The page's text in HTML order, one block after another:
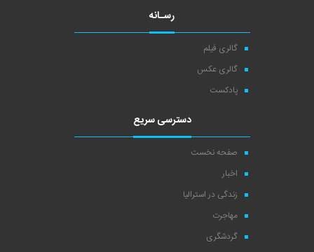
رسـانه
گالری فیلم
گالری عکس
پادکست
دسترسی سریع
صفحه نخست
اخبار
زندگی در استرالیا
مهاجرت
گردشگری